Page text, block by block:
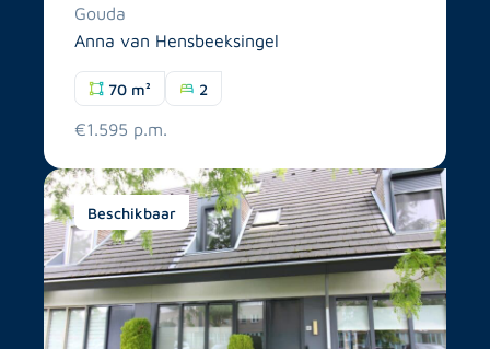
Gouda
Anna van Hensbeeksingel
70 m² 2
€1.595 p.m.
Beschikbaar